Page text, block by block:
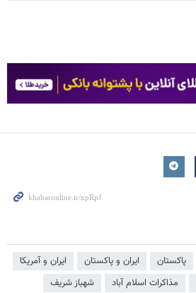
پاکستان ایران و پاکستان
ایران و آمریکا
مذاکرات اسلام آباد شهباز شریف